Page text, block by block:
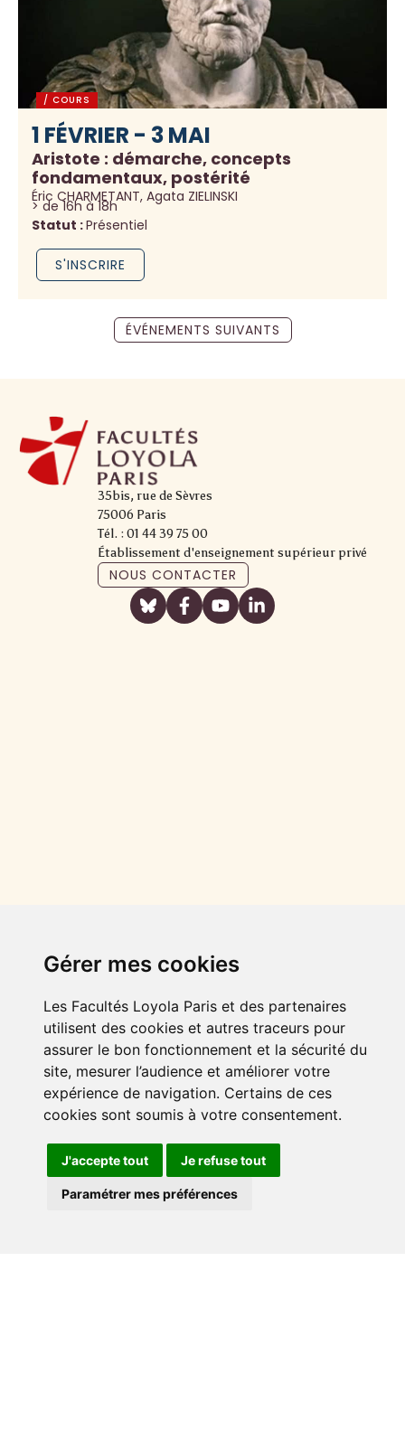
Gérer mes cookies
Les Facultés Loyola Paris et des partenaires
utilisent des cookies et autres traceurs pour
assurer le bon fonctionnement et la sécurité du
site, mesurer l’audience et améliorer votre
expérience de navigation. Certains de ces
cookies sont soumis à votre consentement.
J'accepte tout Je refuse tout
Paramétrer mes préférences
/ COURS
1 FÉVRIER - 3 MAI
Aristote : démarche, concepts
fondamentaux, postérité
Éric CHARMETANT, Agata ZIELINSKI
> de 16h à 18h
Statut :Présentiel
S'INSCRIRE
ÉVÉNEMENTS SUIVANTS
35bis, rue de Sèvres
75006 Paris
Tél. : 01 44 39 75 00
Établissement d'enseignement supérieur privé
NOUS CONTACTER
Plan du site